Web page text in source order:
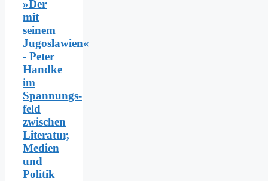
»Der
mit
seinem
Jugoslawien«
- Peter
Handke
im
Spannungs­
feld
zwischen
Literatur,
Medien
und
Politik